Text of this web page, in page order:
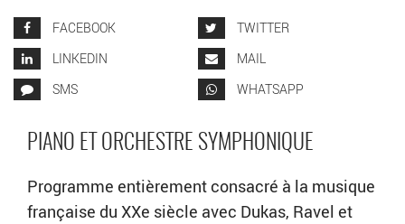
FACEBOOK
TWITTER
LINKEDIN
MAIL
SMS
WHATSAPP
PIANO ET ORCHESTRE SYMPHONIQUE
Programme entièrement consacré à la musique
française du XXe siècle avec Dukas, Ravel et